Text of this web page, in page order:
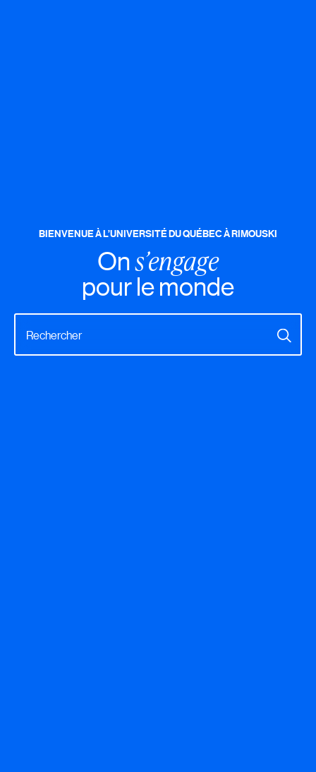
BIENVENUE À L’UNIVERSITÉ DU QUÉBEC À RIMOUSKI
Ons’engage
pour le monde